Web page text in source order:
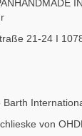
21-24 I
von